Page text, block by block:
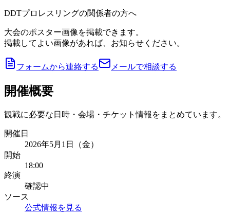
DDTプロレスリングの関係者の方へ
大会のポスター画像を掲載できます。
掲載してよい画像があれば、お知らせください。
フォームから連絡する メールで相談する
開催概要
観戦に必要な日時・会場・チケット情報をまとめています。
開催日
2026年5月1日（金）
開始
18:00
終演
確認中
ソース
公式情報を見る